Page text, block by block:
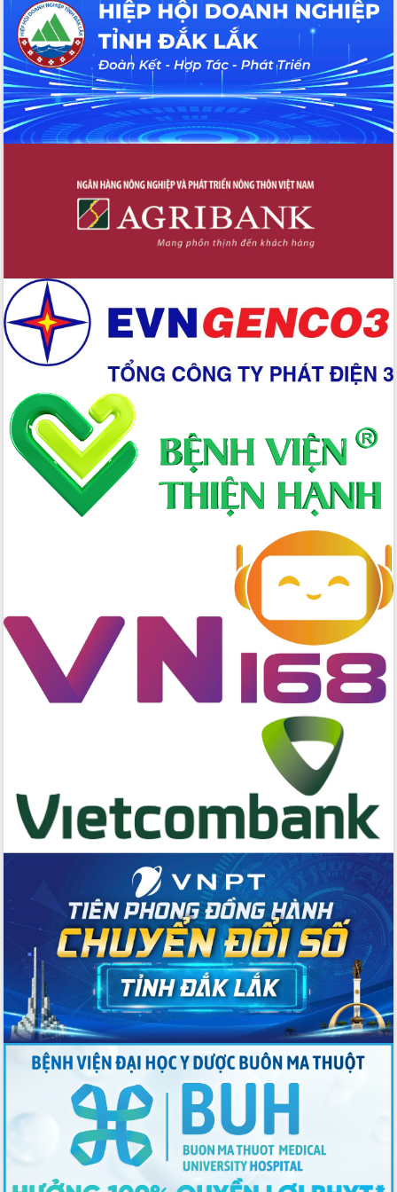
Hội thảo khoa học “Giải pháp thúc đẩy
phát triển nền kinh tế xanh tại tỉnh
Đắk Lắk”
Tăng cường giám sát, đôn đốc thực
hiện nhiệm vụ quản lý tài sản công
hàng tuần
Tháo gỡ những vướng mắc, đẩy mạnh
Đắk Lắk: Tôn vinh 46 giải pháp tại Hội
thi Sáng tạo Kỹ thuật 2024 - 2025
Đắk Lắk rà soát, điều chỉnh Đề án 190
Phó Chủ tịch UBND tỉnh Đắk Lắk
Trương Công Thái kiểm tra thực địa
Dự án cao tốc Khánh Hòa - Buôn Ma
Thuột
Định vị cà phê Việt Nam như một “di
sản sống” trong dòng chảy toàn cầu
Xây dựng nông thôn mới: Nâng cao đời
sống người dân từ những mô hình thiết
thực
Quyết liệt tháo gỡ vướng mắc, đẩy
nhanh tiến độ các dự án trọng điểm
trong Khu kinh tế Nam Phú Yên
Hòn Yến phát triển du lịch gắn với bảo
Phát động chiến dịch 30 ngày đêm
giải phóng mặt bằng Tuyến đường bộ
ven biển
Đắk Lắk nỗ lực thúc đẩy tăng trưởng
kinh tế từ 10% trở lên trong Quý
Thứ trưởng Bộ Y tế làm việc với tỉnh
Đắk Lắk về phát triển nhân lực y tế
cho trạm y tế cấp xã
Du lịch Đắk Lắk nâng tầm trải nghiệm
du khách thông qua Hệ thống cơ sở dữ
liệu và Bản đồ số
Tập huấn ứng dụng trí tuệ nhân tạo (AI)
trong thương mại điện tử năm 2026
Đoàn đại biểu Quốc hội tỉnh Đắk Lắk
trao đổi thông tin trước Kỳ họp thứ
nhất, Quốc hội khóa XVI
Quyết liệt cải cách hành chính, khơi
thông nguồn lực phát triển
Nâng cao hiệu lực, hiệu quả HĐND
tỉnh thông qua hiện đại hóa hành chính
Xã Ea Phê gắn cải cách hành chính với
chuyển đổi số
Phó Chủ tịch Thường trực UBND tỉnh
Hồ Thị Nguyên Thảo làm việc tại Trung